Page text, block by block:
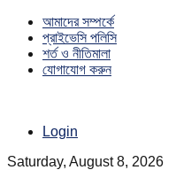
আমাদের সম্পর্কে
প্রাইভেসি পলিসি
শর্ত ও নীতিমালা
যোগাযোগ করুন
Login
Saturday, August 8, 2026